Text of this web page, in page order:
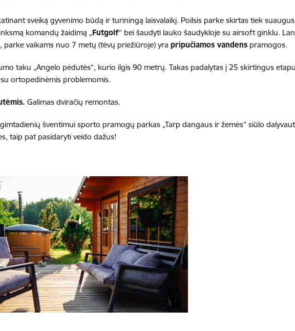
sveiką gyvenimo būdą ir turiningą laisvalaikį. Poilsis parke skirtas tiek
komandų žaidimą „Futgolf“ bei šaudyti lauko šaudykloje su airsoft ginklu.
vaikams nuo 7 metų (tėvų priežiūroje) yra pripučiamos vandenspramogos.
taku „Angelo pėdutės“, kurio ilgis 90 metrų. Takas padalytas į 25 skirtingus
ortopedinėmis problemomis.
Galimas dviračių remontas.
šventimui sporto pramogų parkas „Tarp dangaus ir žemės“ siūlo
taip pat pasidaryti veido dažus!